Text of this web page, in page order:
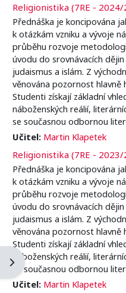
Otevřít panel bloku
Religionistika (7RE - 2024/
Přednáška je koncipována
k otázkám vzniku a vývoje
průběhu rozvoje
úvodu do srovnávacích
judaismus a islám. Z
věnována pozornost hlavně
Studenti získají základní
náboženských reálií,
se současnou odbornou
Učitel: Martin Klapetek
Religionistika (7RE - 2023/
Přednáška je koncipována
k otázkám vzniku a vývoje
průběhu rozvoje
úvodu do srovnávacích
judaismus a islám. Z
věnována pozornost hlavně
Studenti získají základní
náboženských reálií,
se současnou odbornou
Učitel: Martin Klapetek